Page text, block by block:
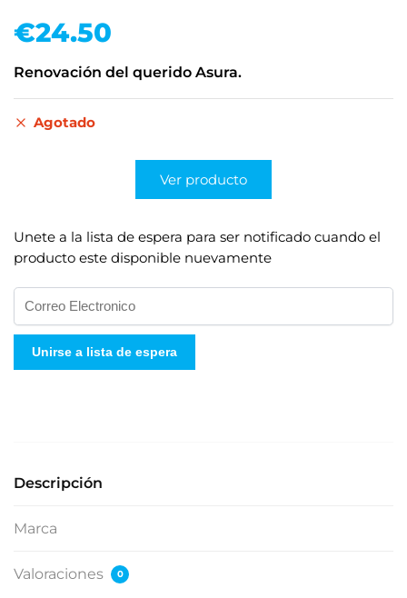
€24.50
Renovación del querido Asura.
Agotado
Ver producto
Unete a la lista de espera para ser notificado cuando el
producto este disponible nuevamente
n
g
d
r
c
Unirse a lista de espera
Descripción
Marca
Valoraciones 0